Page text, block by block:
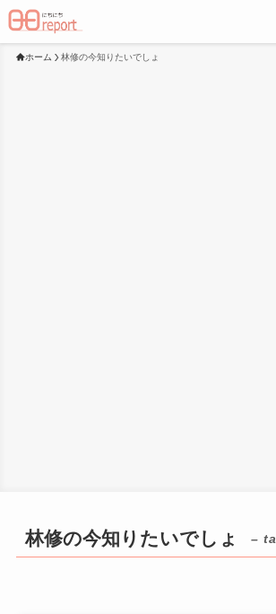
ホーム 林修の今知りたいでしょ
林修の今知りたいでしょ –